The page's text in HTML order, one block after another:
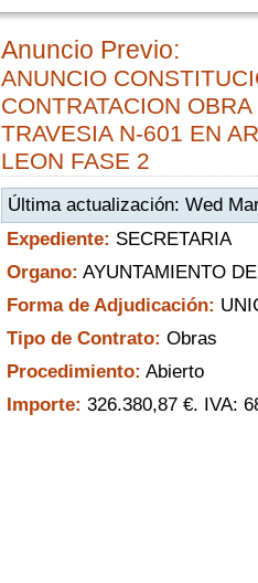
Anuncio Previo:
ANUNCIO
CONTRATACION
TRAVESIA N-601 EN
LEON FASE 2
Última actualización: Wed
Expediente: SECRETARIA
Organo: AYUNTAMIENTO
Forma de Adjudicación:
Tipo de Contrato: Obras
Procedimiento: Abierto
Importe: 326.380,87 €. IVA: